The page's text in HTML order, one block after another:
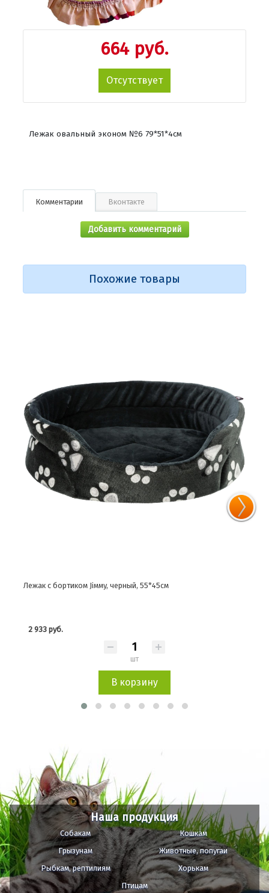
664 руб.
Отсутствует
Лежак овальный эконом №6 79*51*4см
Комментарии Вконтакте
Добавить комментарий
Похожие товары
Лежак с бортиком Jiммy, черный, 55*45см
2 933 руб.
шт
В корзину
Наша продукция
Собакам
Кошкам
Грызунам
Животные, попугаи
Рыбкам, рептилиям
Хорькам
Птицам